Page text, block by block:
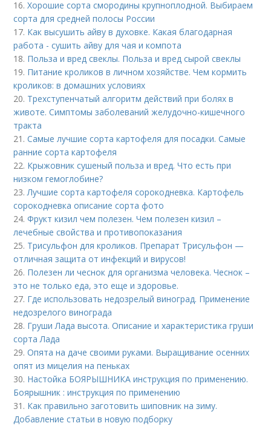
16.Хорошие сорта смородины крупноплодной. Выбираем
сорта для средней полосы России
17. Как высушить айву в духовке. Какая благодарная
работа - сушить айву для чая и компота
18. Польза и вред свеклы. Польза и вред сырой свеклы
19. Питание кроликов в личном хозяйстве. Чем кормить
кроликов: в домашних условиях
20. Трехступенчатый алгоритм действий при болях в
животе. Симптомы заболеваний желудочно-кишечного
тракта
21.Самые лучшие сорта картофеля для посадки. Самые
ранние сорта картофеля
22. Крыжовник сушеный польза и вред. Что есть при
низком гемоглобине?
23.Лучшие сорта картофеля сорокодневка. Картофель
сорокодневка описание сорта фото
24.Фрукт кизил чем полезен. Чем полезен кизил –
лечебные свойства и противопоказания
25. Трисульфон для кроликов. Препарат Трисульфон —
отличная защита от инфекций и вирусов!
26. Полезен ли чеснок для организма человека. Чеснок –
это не только еда, это еще и здоровье.
27. Где использовать недозрелый виноград. Применение
недозрелого винограда
28. Груши Лада высота. Описание и характеристика груши
сорта Лада
29.Опята на даче своими руками. Выращивание осенних
опят из мицелия на пеньках
30. Настойка БОЯРЫШНИКА инструкция по применению.
Боярышник : инструкция по применению
31. Как правильно заготовить шиповник на зиму.
Добавление статьи в новую подборку